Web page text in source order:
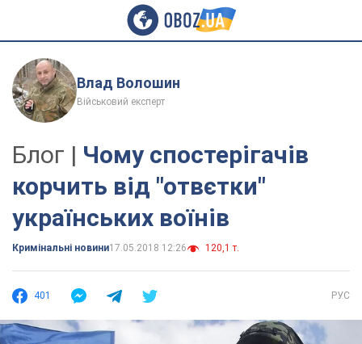
Влад Волошин
Військовий експерт
Блог | Чому спостерігачів
корчить вiд "отвєтки"
українських воїнів
Кримінальні новини17.05.2018 12:26 120,1 т.
401 РУС